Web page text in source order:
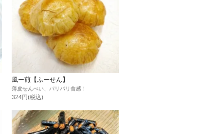
風ー煎【ふーせん】
薄皮せんべい、パリパリ食感！
324円(税込)